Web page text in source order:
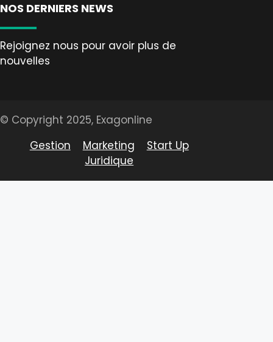
NOS DERNIERS NEWS
Rejoignez nous pour avoir plus de
nouvelles
© Copyright 2025, Exagonline
Gestion
Marketing
Start Up
Juridique